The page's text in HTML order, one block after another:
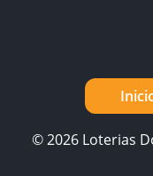
© 2026 Loterias